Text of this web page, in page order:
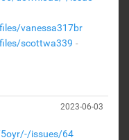
vanessa317br
scottwa339
2023-06-03
issues/64